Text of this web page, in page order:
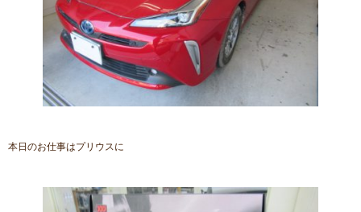
本日のお仕事はプリウスに